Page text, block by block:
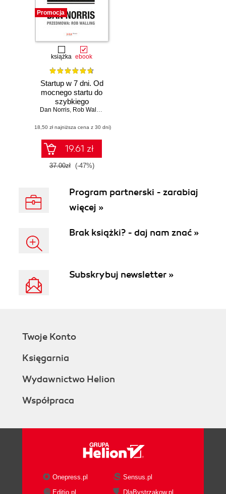
Promocja
książka ebook
Startup w 7 dni. Od
mocnego startu do
szybkiego
sukcesu
Dan Norris, Rob Walling (Foreword)
(18,50 zł najniższa cena z 30 dni)
19.61 zł
37.00zł (-47%)
Program partnerski - zarabiaj
więcej »
Brak książki? - daj nam znać »
Subskrybuj newsletter »
Twoje Konto
Księgarnia
Wydawnictwo Helion
Współpraca
Onepress.pl
Sensus.pl
Editio.pl
DlaBystrzakow.pl